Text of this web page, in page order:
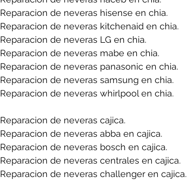
Reparacion de neveras hisense en chia.
Reparacion de neveras kitchenaid en chia.
Reparacion de neveras LG en chia.
Reparacion de neveras mabe en chia.
Reparacion de neveras panasonic en chia.
Reparacion de neveras samsung en chia.
Reparacion de neveras whirlpool en chia.
Reparacion de neveras cajica.
Reparacion de neveras abba en cajica.
Reparacion de neveras bosch en cajica.
Reparacion de neveras centrales en cajica.
Reparacion de neveras challenger en cajica.